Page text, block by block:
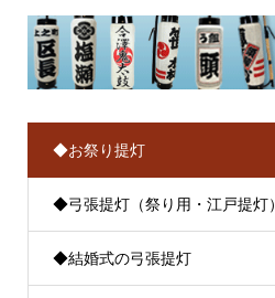
◆お祭り提灯
◆弓張提灯（祭り用・江戸提灯）
◆結婚式の弓張提灯